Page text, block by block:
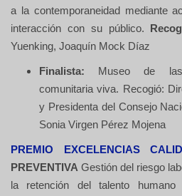
a la contemporaneidad mediante
interacción con su público.
Yuenking, Joaquín Mock Díaz
Finalista:
Museo de las
comunitaria viva. Recogió:
y Presidenta del Consejo
Sonia Virgen Pérez Mojena
PREMIO EXCELENCIAS
PREVENTIVA Gestión del riesgo
la retención del talento